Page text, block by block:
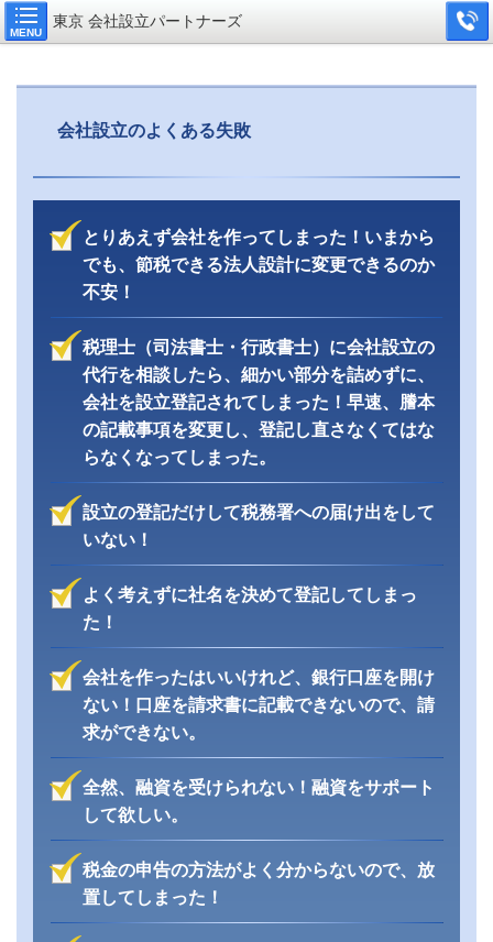
MENU
東京 会社設立パートナーズ
会社設立のよくある失敗
とりあえず会社を作ってしまった！いまから
でも、節税できる法人設計に変更できるのか
不安！
税理士（司法書士・行政書士）に会社設立の
代行を相談したら、細かい部分を詰めずに、
会社を設立登記されてしまった！早速、謄本
の記載事項を変更し、登記し直さなくてはな
らなくなってしまった。
設立の登記だけして税務署への届け出をして
いない！
よく考えずに社名を決めて登記してしまっ
た！
会社を作ったはいいけれど、銀行口座を開け
ない！口座を請求書に記載できないので、請
求ができない。
全然、融資を受けられない！融資をサポート
して欲しい。
税金の申告の方法がよく分からないので、放
置してしまった！